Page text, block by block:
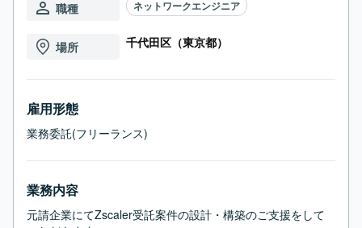
職種 ネットワークエンジニア
場所 千代田区（東京都）
雇用形態
業務委託(フリーランス)
業務内容
元請企業にてZscaler受託案件の設計・構築のご支援をして